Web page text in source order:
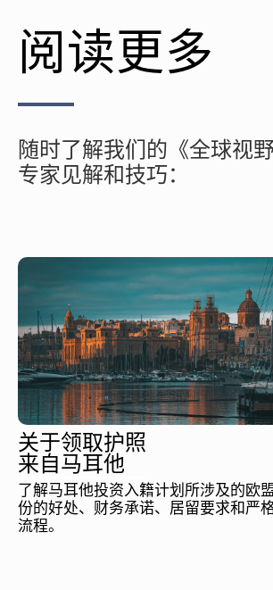
阅读更多
随时了解我们的《全球视
专家见解和技巧：
关于领取护照
来自马耳他
了解马耳他投资入籍计划所涉及的欧
份的好处、财务承诺、居留要求和严
流程。